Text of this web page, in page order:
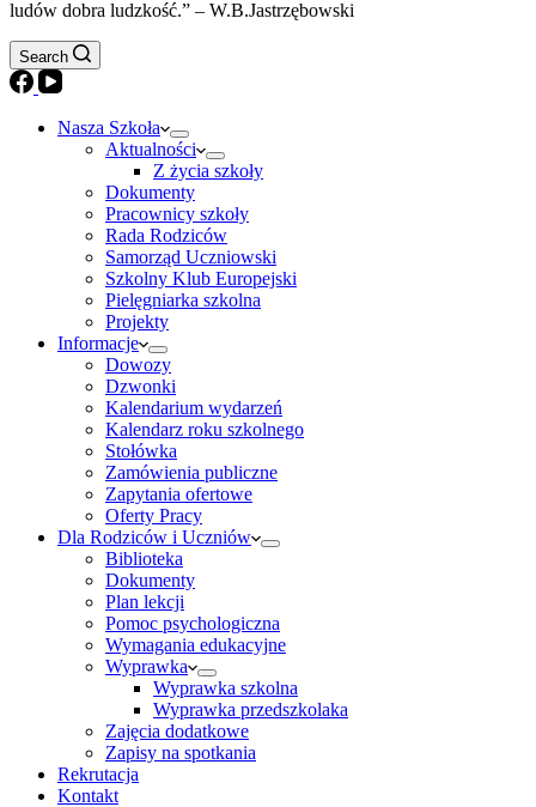
ludów dobra ludzkość.” – W.B.Jastrzębowski
Search
Nasza Szkoła
Aktualności
Z życia szkoły
Dokumenty
Pracownicy szkoły
Rada Rodziców
Samorząd Uczniowski
Szkolny Klub Europejski
Pielęgniarka szkolna
Projekty
Informacje
Dowozy
Dzwonki
Kalendarium wydarzeń
Kalendarz roku szkolnego
Stołówka
Zamówienia publiczne
Zapytania ofertowe
Oferty Pracy
Dla Rodziców i Uczniów
Biblioteka
Dokumenty
Plan lekcji
Pomoc psychologiczna
Wymagania edukacyjne
Wyprawka
Wyprawka szkolna
Wyprawka przedszkolaka
Zajęcia dodatkowe
Zapisy na spotkania
Rekrutacja
Kontakt